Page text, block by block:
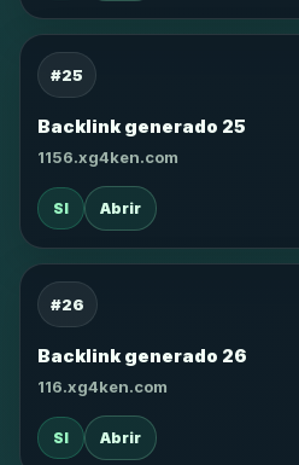
#25
Backlink generado 25
1156.xg4ken.com
SI Abrir
#26
Backlink generado 26
116.xg4ken.com
SI Abrir